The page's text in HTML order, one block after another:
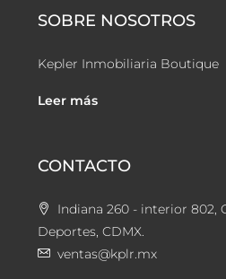
SOBRE NOSOTROS
Kepler Inmobiliaria Boutique
Leer más
CONTACTO
Indiana 260 - interior 802,
Deportes, CDMX.
ventas@kplr.mx